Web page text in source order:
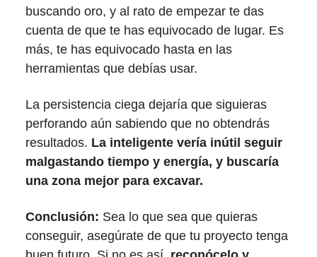
buscando oro, y al rato de empezar te das
cuenta de que te has equivocado de lugar. Es
más, te has equivocado hasta en las
herramientas que debías usar.
La persistencia ciega dejaría que siguieras
perforando aún sabiendo que no obtendrás
resultados. La inteligente vería inútil seguir
malgastando tiempo y energía, y buscaría
una zona mejor para excavar.
Conclusión: Sea lo que sea que quieras
conseguir, asegúrate de que tu proyecto tenga